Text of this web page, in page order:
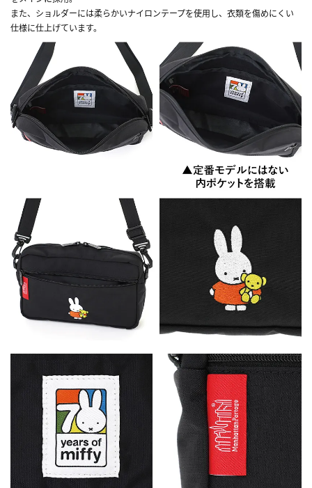
また、ショルダーには柔らかいナイロンテープを使用し、衣類を傷めにくい
仕様に仕上げています。